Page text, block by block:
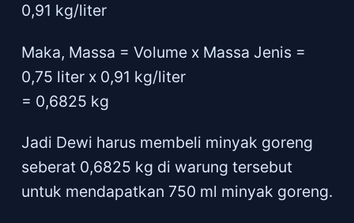
0,91 kg/liter
Maka, Massa = Volume x Massa Jenis =
0,75 liter x 0,91 kg/liter
= 0,6825 kg
Jadi Dewi harus membeli minyak goreng
seberat 0,6825 kg di warung tersebut
untuk mendapatkan 750 ml minyak goreng.